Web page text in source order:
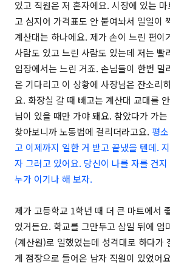
있고 직원은 저 혼자에요. 시장에 있는
고 심지어 가격표도 안 붙여놔서 일일이
계산대는 하나에요. 제가 손이 느린 편이
사람도 있고 느린 사람도 있는데 저는 빨
입장에서는 느린 거죠. 손님들이 한번 밀
은 기다리고 이 상황에 사장님은 잔소리
요. 화장실 갈 때 빼고는 계산대 교대를
님이 있을 때만 가야 돼요. 참았다가 가
찾아보니까 노동법에 걸리더라고요. 평
고 이제까지 일한 거 받고 끝냈을 텐데.
자 그러고 있어요. 당신이 나를 자를 건
누가 이기나 해 보자.
제가 고등학교 1학년 때 더 큰 마트에서
었거든요. 학교를 그만두고 삼일 뒤에 엄
(계산원)로 일했었는데 성격대로 하다가
게 점장으로 들어온 남자 직원이 있었어